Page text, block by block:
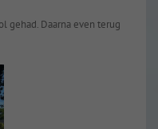
gehad. Daarna even terug